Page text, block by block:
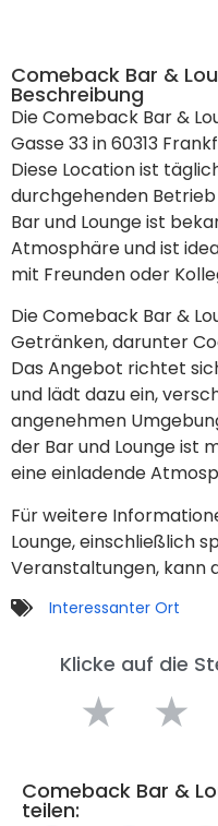
Comeback Bar &
Beschreibung
Die Comeback Bar &
Gasse 33 in 60313
Diese Location ist
durchgehenden Betrieb
Bar und Lounge ist
Atmosphäre und ist
mit Freunden oder
Die Comeback Bar &
Getränken, darunter
Das Angebot richtet
und lädt dazu ein,
angenehmen
der Bar und Lounge ist
eine einladende
Für weitere
Lounge, einschließlich
Veranstaltungen, kann
Interessanter Ort
Klicke auf die
★ ★
Comeback Bar &
teilen: